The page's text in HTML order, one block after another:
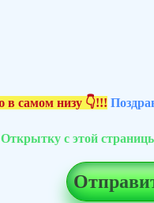
самом низу 👇!!!
Открытку с этой